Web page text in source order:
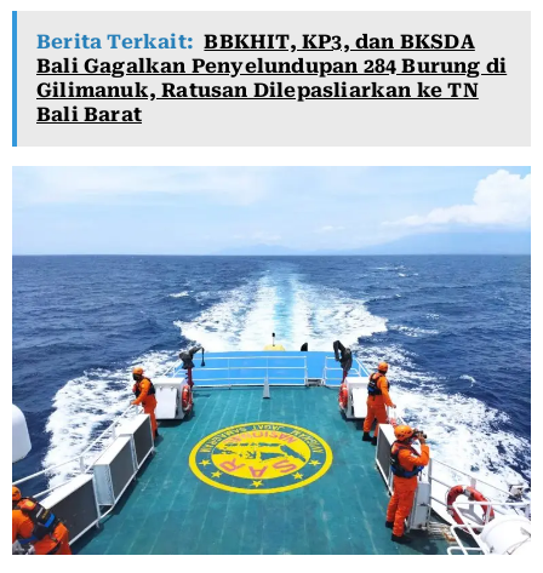
Berita Terkait: BBKHIT, KP3, dan BKSDA
Bali Gagalkan Penyelundupan 284 Burung di
Gilimanuk, Ratusan Dilepasliarkan ke TN
Bali Barat